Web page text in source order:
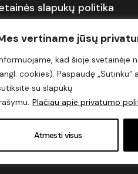
vertiname jūsų
kad šioje svetainėje
cookies). Paspaudę
su slapukų
Plačiau apie privatumo
Atmesti visus
slapukų politika